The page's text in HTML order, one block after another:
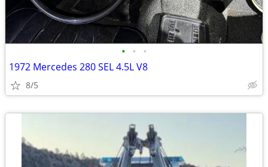
• • •
1972 Mercedes 280 SEL 4.5L V8
8/5